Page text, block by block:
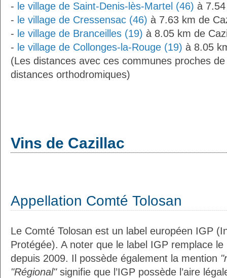
- le village de Saint-Denis-lès-Martel (46) à
- le village de Cressensac (46) à 7.63 km de
- le village de Branceilles (19) à 8.05 km de
- le village de Collonges-la-Rouge (19) à 8.05
(Les distances avec ces communes proches
distances orthodromiques)
Vins de Cazillac
Appellation Comté Tolosan
Le Comté Tolosan est un label européen IGP
Protégée). A noter que le label IGP remplace
depuis 2009. Il possède également la mention
"Régional"signifie que l’IGP possède l’aire